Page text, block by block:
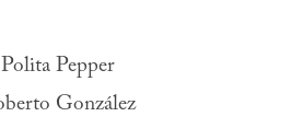
Polita Pepper
González